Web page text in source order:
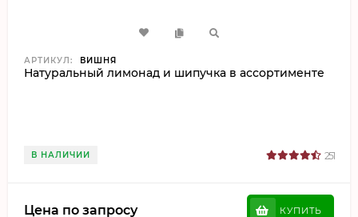
АРТИКУЛ: ВИШНЯ
Натуральный лимонад и шипучка в ассортименте
В НАЛИЧИИ 251
Цена по запросу КУПИТЬ